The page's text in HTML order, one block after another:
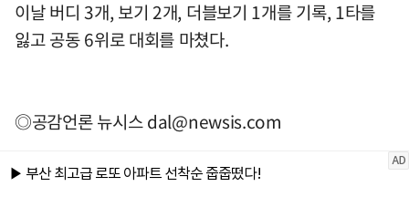
이날 버디 3개, 보기 2개, 더블보기 1개를 기록, 1타를
잃고 공동 6위로 대회를 마쳤다.
◎공감언론 뉴시스dal@newsis.com